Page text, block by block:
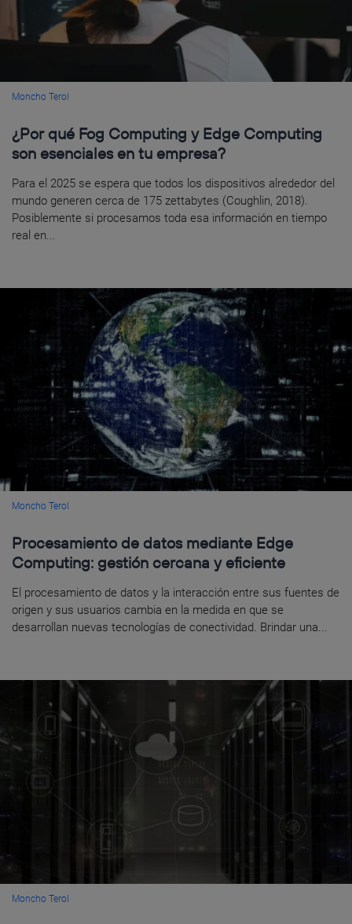
Moncho Terol
¿Por qué Fog Computing y Edge Computing
son esenciales en tu empresa?
Para el 2025 se espera que todos los dispositivos alrededor del
mundo generen cerca de 175 zettabytes (Coughlin, 2018).
Posiblemente si procesamos toda esa información en tiempo
real en...
Moncho Terol
Procesamiento de datos mediante Edge
Computing: gestión cercana y eficiente
El procesamiento de datos y la interacción entre sus fuentes de
origen y sus usuarios cambia en la medida en que se
desarrollan nuevas tecnologías de conectividad. Brindar una...
Moncho Terol